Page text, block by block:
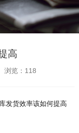
高
览： 118
发货效率该如何提高